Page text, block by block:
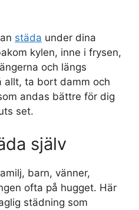
städa under dina
kylen, inne i frysen,
och längs
allt, ta bort damm och
andas bättre för dig
set.
själv
barn, vänner,
ofta på hugget. Här
städning som